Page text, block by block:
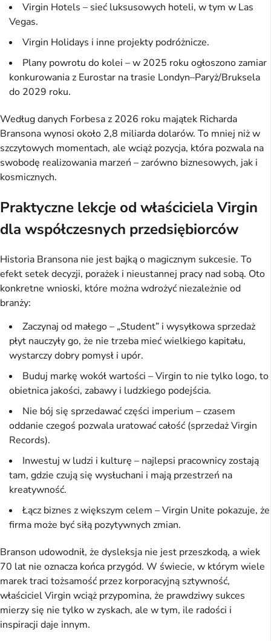
Virgin Hotels – sieć luksusowych hoteli, w tym w Las
Vegas.
Virgin Holidays i inne projekty podróżnicze.
Plany powrotu do kolei – w 2025 roku ogłoszono zamiar
konkurowania z Eurostar na trasie Londyn–Paryż/Bruksela
do 2029 roku.
Według danych Forbesa z 2026 roku majątek Richarda
Bransona wynosi około 2,8 miliarda dolarów. To mniej niż w
szczytowych momentach, ale wciąż pozycja, która pozwala na
swobodę realizowania marzeń – zarówno biznesowych, jak i
kosmicznych.
Praktyczne lekcje od właściciela Virgin
dla współczesnych przedsiębiorców
Historia Bransona nie jest bajką o magicznym sukcesie. To
efekt setek decyzji, porażek i nieustannej pracy nad sobą. Oto
konkretne wnioski, które można wdrożyć niezależnie od
branży:
Zaczynaj od małego – „Student” i wysyłkowa sprzedaż
płyt nauczyły go, że nie trzeba mieć wielkiego kapitału,
wystarczy dobry pomysł i upór.
Buduj markę wokół wartości – Virgin to nie tylko logo, to
obietnica jakości, zabawy i ludzkiego podejścia.
Nie bój się sprzedawać części imperium – czasem
oddanie czegoś pozwala uratować całość (sprzedaż Virgin
Records).
Inwestuj w ludzi i kulturę – najlepsi pracownicy zostają
tam, gdzie czują się wysłuchani i mają przestrzeń na
kreatywność.
Łącz biznes z większym celem – Virgin Unite pokazuje, że
firma może być siłą pozytywnych zmian.
Branson udowodnił, że dysleksja nie jest przeszkodą, a wiek
70 lat nie oznacza końca przygód. W świecie, w którym wiele
marek traci tożsamość przez korporacyjną sztywność,
właściciel Virgin wciąż przypomina, że prawdziwy sukces
mierzy się nie tylko w zyskach, ale w tym, ile radości i
inspiracji daje innym.